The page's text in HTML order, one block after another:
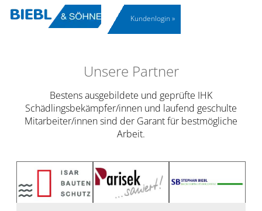
Kundenlogin »
Unsere Partner
Bestens ausgebildete und geprüfte IHK
Schädlingsbekämpfer/innen und laufend geschulte
Mitarbeiter/innen sind der Garant für bestmögliche
Arbeit.